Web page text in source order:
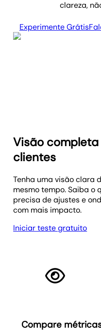
clareza,
Experimente Grátis
Visão
clientes
Tenha uma visão clara
mesmo tempo. Saiba o
precisa de ajustes e
com mais impacto.
Iniciar teste gratuito
Compare